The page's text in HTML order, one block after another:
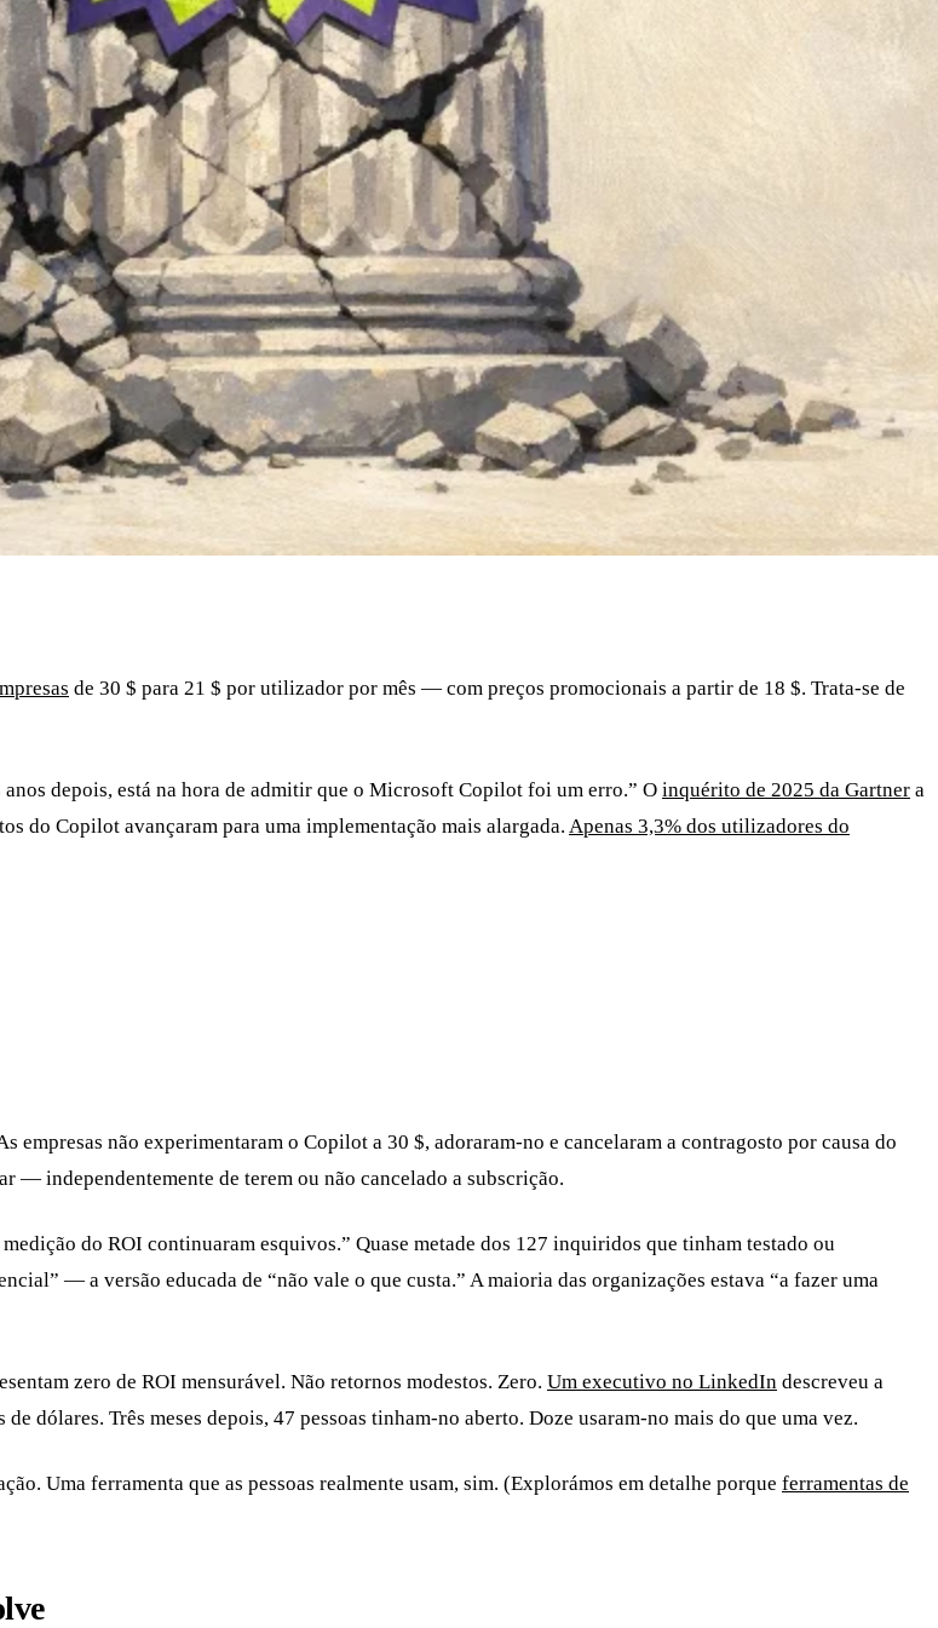
de 30 $ para 21 $ por utilizador por mês — com preços promocionais a partir de 18 $. Trata-se de
depois, está na hora de admitir que o Microsoft Copilot foi um erro.” O inquérito de 2025 da Gartner a
do Copilot avançaram para uma implementação mais alargada. Apenas 3,3% dos utilizadores do
não experimentaram o Copilot a 30 $, adoraram-no e cancelaram a contragosto por causa do
— independentemente de terem ou não cancelado a subscrição.
do ROI continuaram esquivos.” Quase metade dos 127 inquiridos que tinham testado ou
— a versão educada de “não vale o que custa.” A maioria das organizações estava “a fazer uma
zero de ROI mensurável. Não retornos modestos. Zero. Um executivo no LinkedIn descreveu a
dólares. Três meses depois, 47 pessoas tinham-no aberto. Doze usaram-no mais do que uma vez.
Uma ferramenta que as pessoas realmente usam, sim. (Explorámos em detalhe porque ferramentas de